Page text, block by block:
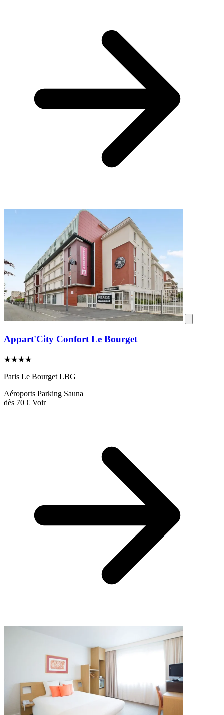
Appart'City Confort Le Bourget
★★★★
Paris Le Bourget LBG
Aéroports Parking Sauna
dès 70 € Voir